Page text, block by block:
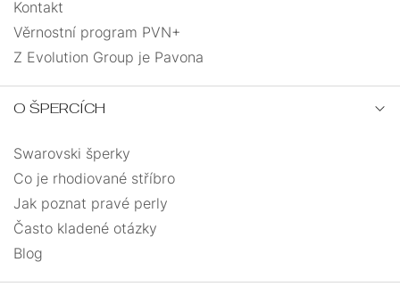
Kontakt
Věrnostní program PVN+
Z Evolution Group je Pavona
O ŠPERCÍCH
Swarovski šperky
Co je rhodiované stříbro
Jak poznat pravé perly
Často kladené otázky
Blog